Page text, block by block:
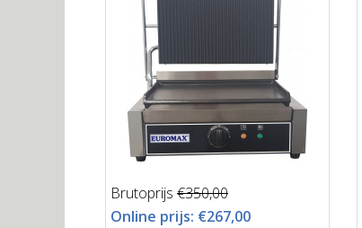
Brutoprijs €350,00
Online prijs: €267,00